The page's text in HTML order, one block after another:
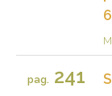
pag. 241